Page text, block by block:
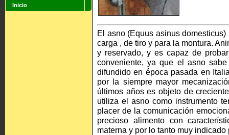
Inicio
El asno (Equus asinus
carga , de tiro y para la montura.
y reservado, y es capaz de
conveniente, ya que el asno
difundido en época pasada en
por la siempre mayor
últimos años es objeto de
utiliza el asno como instrumento
placer de la comunicación
precioso alimento con
materna y por lo tanto muy